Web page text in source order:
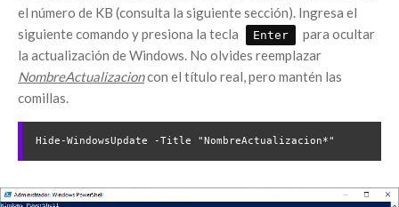
el número de KB (consulta la siguiente sección). Ingresa el
siguiente comando y presiona la tecla
Enter
para ocultar
la actualización de Windows. No olvides reemplazar
NombreActualizacioncon el título real, pero mantén las
comillas.
Hide-WindowsUpdate -Title "NombreActualizacion*"